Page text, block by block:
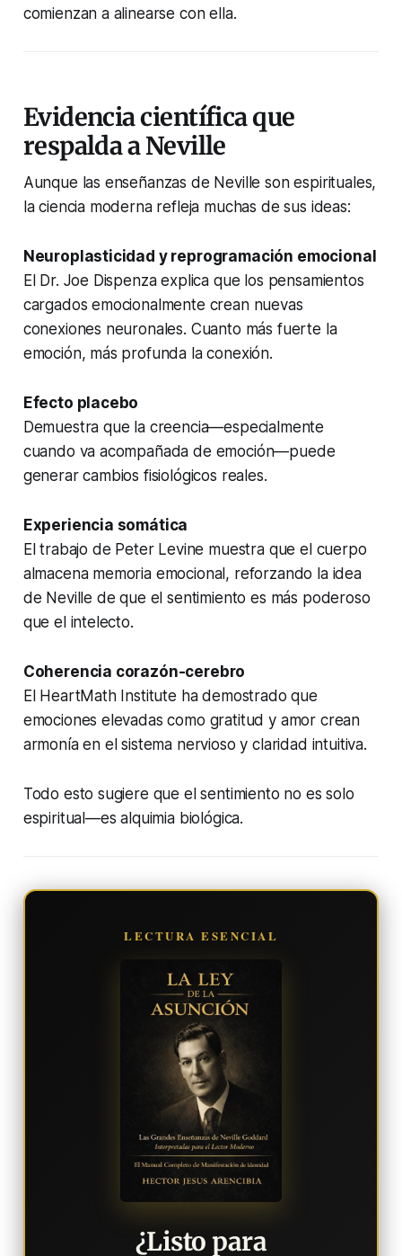
comienzan a alinearse con ella.
Evidencia científica que
respalda a Neville
Aunque las enseñanzas de Neville son espirituales,
la ciencia moderna refleja muchas de sus ideas:
Neuroplasticidad y reprogramación emocional
El Dr. Joe Dispenza explica que los pensamientos
cargados emocionalmente crean nuevas
conexiones neuronales. Cuanto más fuerte la
emoción, más profunda la conexión.
Efecto placebo
Demuestra que la creencia—especialmente
cuando va acompañada de emoción—puede
generar cambios fisiológicos reales.
Experiencia somática
El trabajo de Peter Levine muestra que el cuerpo
almacena memoria emocional, reforzando la idea
de Neville de que el sentimiento es más poderoso
que el intelecto.
Coherencia corazón-cerebro
El HeartMath Institute ha demostrado que
emociones elevadas como gratitud y amor crean
armonía en el sistema nervioso y claridad intuitiva.
Todo esto sugiere que el sentimiento no es solo
espiritual—es alquimia biológica.
LECTURA ESENCIAL
¿Listo para